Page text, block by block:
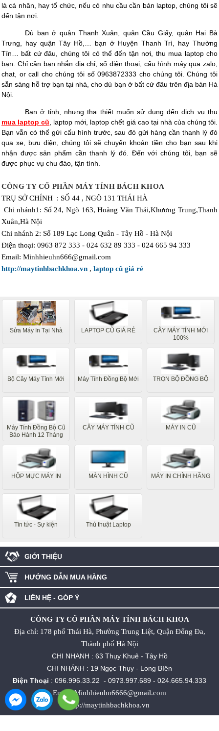
là cá nhân, hay tổ chức, nếu có nhu cầu cần bán laptop, chúng tôi sẽ
đến tận nơi.
Dù bạn ở quận Thanh Xuân, quận Cầu Giấy, quận Hai Bà
Trưng, hay quận Tây Hồ,… bạn ở Huyện Thanh Trì, hay Thường
Tín… bất cứ đâu, chúng tôi có thể đến tận nơi, thu mua laptop cho
bạn. Chỉ cần bạn nhắn địa chỉ, số điện thoại, cấu hình máy qua zalo,
chat, or call cho chúng tôi số 0963872333 cho chúng tôi. Chúng tôi
sẵn sàng hỗ trợ bạn tại nhà, cho dù bạn ở bất cứ đâu trên địa bàn Hà
Nội.
Bạn ở tỉnh, nhưng tha thiết muốn sử dụng đến dịch vụ thu
mua laptop cũ, laptop mới, laptop chết giá cao tại nhà của chúng tôi.
Bạn vẫn có thể gửi cấu hình trước, sau đó gửi hàng cần thanh lý đó
qua xe, bưu điện, chúng tôi sẽ chuyển khoản tiền cho bạn sau khi
nhận được sản phẩm cần thanh lý đó. Đến với chúng tôi, bạn sẽ
được phục vụ chu đáo, tận tình.
CÔNG TY CỔ PHẦN MÁY TÍNH BÁCH KHOA
TRỤ SỞ CHÍNH : SỐ 44 , NGÕ 131 THÁI HÀ
Chi nhánh1: Số 24, Ngõ 163, Hoàng Văn Thái,Khương Trung,Thanh
Xuân,Hà Nội
Chi nhánh 2: Số 189 Lạc Long Quân - Tây Hồ - Hà Nội
Điện thoại: 0963 872 333 - 024 632 89 333 - 024 665 94 333
Email: Minhhieuhn666@gmail.com
http://maytinhbachkhoa.vn , laptop cũ giá rẻ
Sửa Máy In Tại Nhà LAPTOP CŨ GIÁ RẺ
CÂY MÁY TÍNH MỚI
100%
Bộ Cây Máy Tính Mới Máy Tính Đồng Bộ Mới TRỌN BỘ ĐỒNG BỘ
Máy Tính Đồng Bộ Cũ
Bảo Hành 12 Tháng
CÂY MÁY TÍNH CŨ MÁY IN CŨ
HỘP MỰC MÁY IN MÀN HÌNH CŨ MÁY IN CHÍNH HÃNG
Tin tức - Sự kiện Thủ thuật Laptop
GIỚI THIỆU
HƯỚNG DẪN MUA HÀNG
LIÊN HỆ - GÓP Ý
CÔNG TY CỔ PHẦN MÁY TÍNH BÁCH KHOA
Địa chỉ: 178 phố Thái Hà, Phường Trung Liệt, Quận Đống Đa,
Thành phố Hà Nội
CHI NHANH : 63 Thụy Khuê - Tây Hồ
CHI NHÁNH : 19 Ngọc Thụy - Long BIên
Điện Thoại : 096.996.33.22 - 0973.997.689 - 024.665.94.333
Email: Minhhieuhn6666@gmail.com
http://maytinhbachkhoa.vn